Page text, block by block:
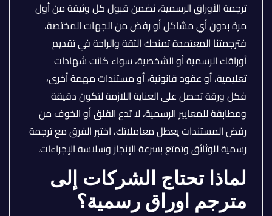
ترجمة الأوراق الرسمية، نضمن قبول كل وثيقة من أول
مرة بدون أي مشاكل أو رفض من الجهات المختصة،
فترجمتنا المعتمدة تمنحك الثقة والراحة في تقديم
أوراقك الرسمية أو الشخصية، سواء كانت شهادات
تعليمية، أو عقود قانونية، أو مستندات مهمة أخرى،
فكل ورقة تحصل على العناية اللازمة لتكون دقيقة
ومطابقة للمعايير الرسمية، لا تدع القلق أو الخوف من
رفض المستندات يعطل معاملاتك، اختبر الفرق مع ترجمة
رسمية للوثائق وتمتع بسرعة الإنجاز وسلاسة الإجراءات.
لماذا تحتاج الشركات إلى
مترجم اوراق رسمية؟